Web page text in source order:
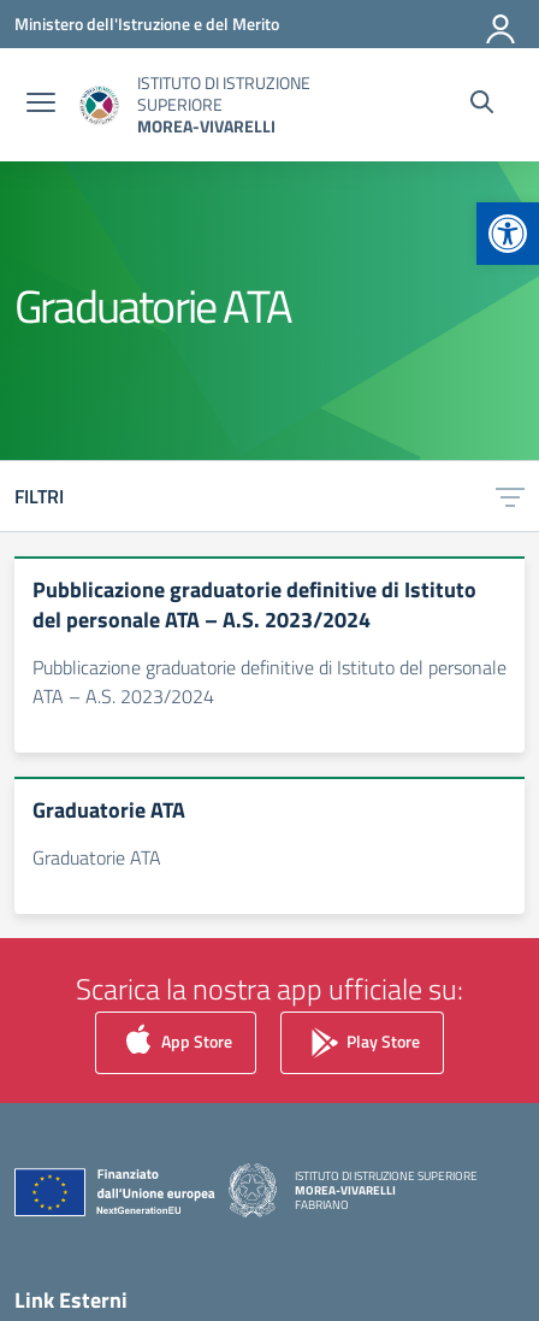
Vai ai contenuti
Vai al menu di navigazione
Vai al footer
Ministero dell'Istruzione e del Merito
ISTITUTO DI ISTRUZIONE
SUPERIORE
MOREA-VIVARELLI
Graduatorie ATA
FILTRI
Pubblicazione graduatorie definitive di Istituto
del personale ATA – A.S. 2023/2024
Pubblicazione graduatorie definitive di Istituto del personale
ATA – A.S. 2023/2024
Graduatorie ATA
Graduatorie ATA
Scarica la nostra app ufficiale su:
App Store Play Store
ISTITUTO DI ISTRUZIONE SUPERIORE
MOREA-VIVARELLI
FABRIANO
Link Esterni